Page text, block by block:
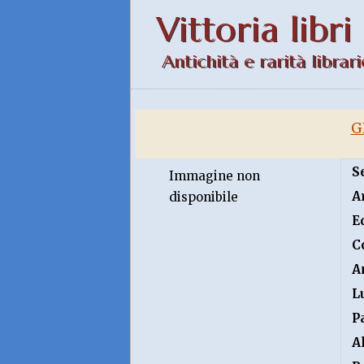
Vittoria libri
Antichità e rarità
Immagine non
disponibile